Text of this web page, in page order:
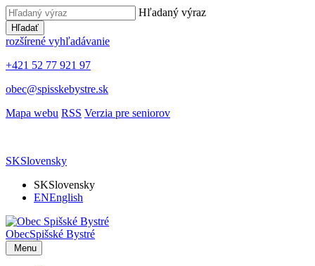
Hľadaný výraz
Hľadať
rozšírené vyhľadávanie
+421 52 77 921 97
obec@spisskebystre.sk
Mapa webu RSS Verzia pre seniorov
SKSlovensky
SKSlovensky
ENEnglish
ObecSpišské Bystré
Menu